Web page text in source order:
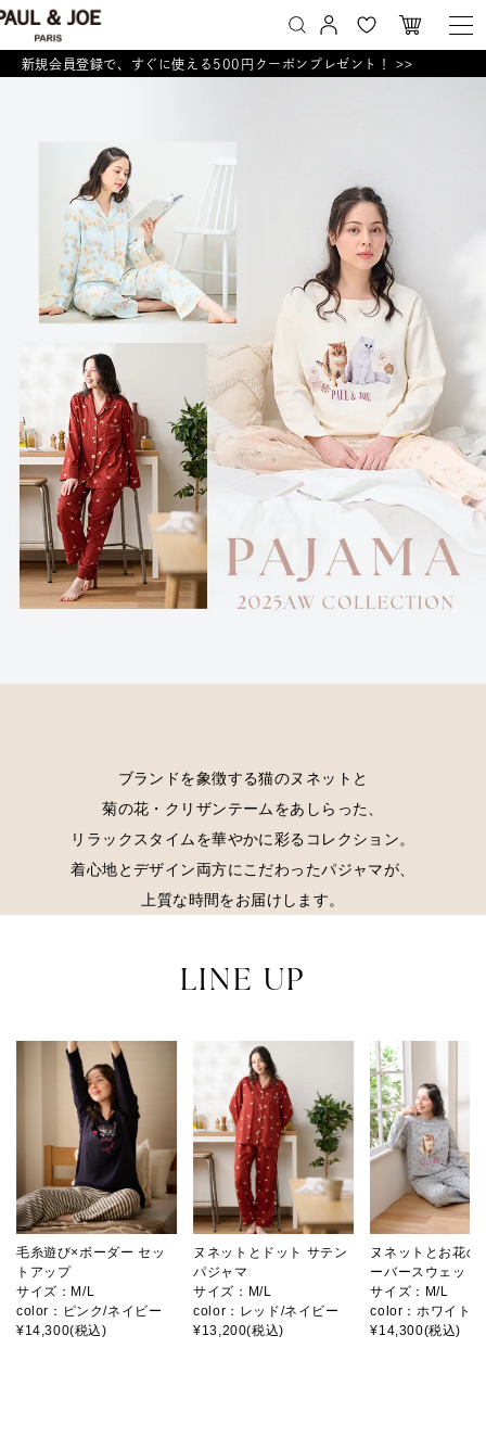
新規会員登録で、すぐに使える500円クーポンプレゼント！ >>
ブランドを象徴する猫のヌネットと
菊の花・クリザンテームをあしらった、
リラックスタイムを華やかに彩るコレクション。
着心地とデザイン両方にこだわったパジャマが、
上質な時間をお届けします。
LINE UP
毛糸遊び×ボーダー セッ
トアップ
サイズ：M/L
color：ピンク/ネイビー
¥14,300(税込)
ヌネットとドット サテン
パジャマ
サイズ：M/L
color：レッド/ネイビー
¥13,200(税込)
ヌネットとお花の
ーバースウェット
サイズ：M/L
color：ホワイト/
¥14,300(税込)